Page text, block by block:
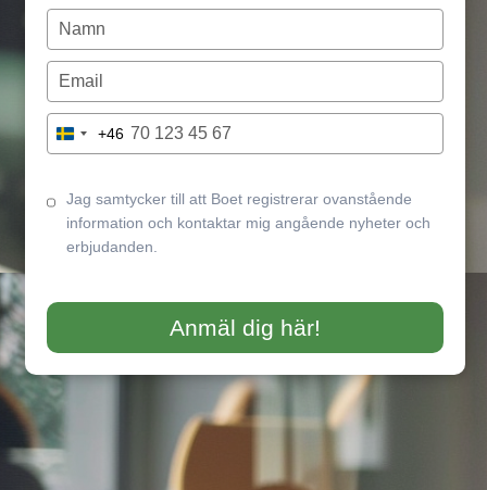
Type
your
name
Type
your
email
Type
your
number
Sweden
+46
Jag samtycker till att Boet registrerar ovanstående
information och kontaktar mig angående nyheter och
erbjudanden.
Anmäl dig här!